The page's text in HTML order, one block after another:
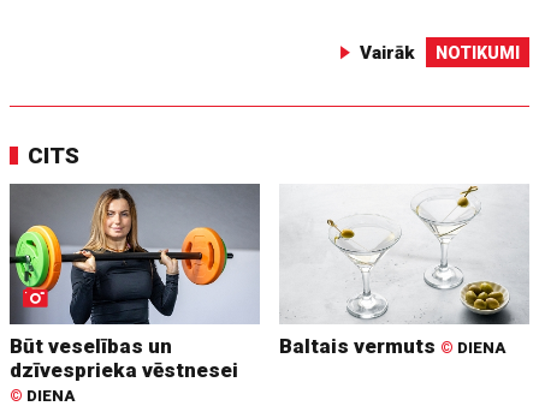
Vairāk NOTIKUMI
CITS
Būt veselības un
dzīvesprieka vēstnesei
© DIENA
Baltais vermuts © DIENA